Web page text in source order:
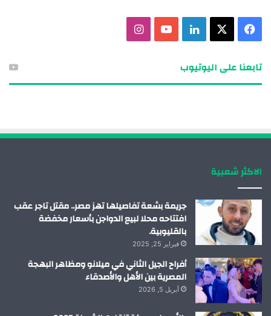
تابعنا على اليوتيوب
الاكثر شعبية
جريمة بشعة تفاصيلها تهز مصر.. مقتل تاجر عقب
افتتاحه محلا لبيع الدواجن بأسعار مخفضة
بالقليوبية.
فبراير 25, 2025
أفراح الجيل الثاني في ميلانو ومظاهر البهجة
المصرية بين الأهل والأصدقاء
أبريل 5, 2026